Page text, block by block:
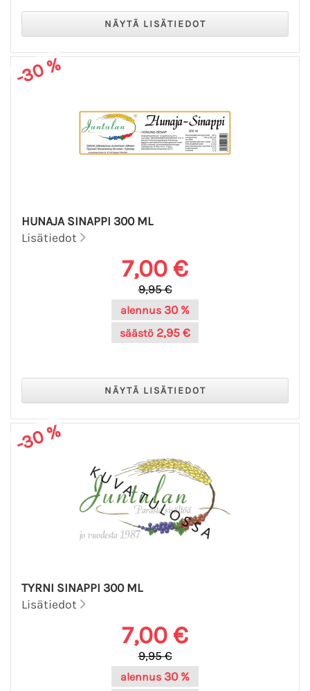
-30 %
HUNAJA SINAPPI 300 ML
Lisätiedot
7,00 €
9,95 €
alennus 30 %
säästö 2,95 €
-30 %
TYRNI SINAPPI 300 ML
Lisätiedot
7,00 €
9,95 €
alennus 30 %